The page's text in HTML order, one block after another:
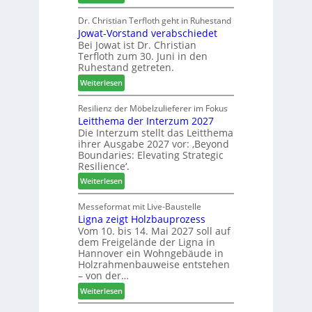
u
k
t
s
u
c
e
N
a
c
h
b
e
s
s
e
r
u
n
g
e
n
V
e
r
s
a
m
m
l
u
n
g
:
N
e
u
e
r
V
o
r
t
a
n
Dr. Christian Terfloth geht in Ruhestand
Jowat-Vorstand verabschiedet
Bei Jowat ist Dr. Christian
Terfloth zum 30. Juni in den
Ruhestand getreten.
Weiterlesen:
J
o
w
a
t
-
V
o
r
s
t
a
n
d
v
e
r
a
Resilienz der Möbelzulieferer im Fokus
Leitthema der Interzum 2027
Die Interzum stellt das Leitthema
ihrer Ausgabe 2027 vor: ‚Beyond
Boundaries: Elevating Strategic
Resilience‘.
Weiterlesen:
L
e
i
t
t
h
e
m
a
d
Messeformat mit Live-Baustelle
Ligna zeigt Holzbauprozess
Vom 10. bis 14. Mai 2027 soll auf
dem Freigelände der Ligna in
Hannover ein Wohngebäude in
Holzrahmenbauweise entstehen
– von der…
Weiterlesen:
L